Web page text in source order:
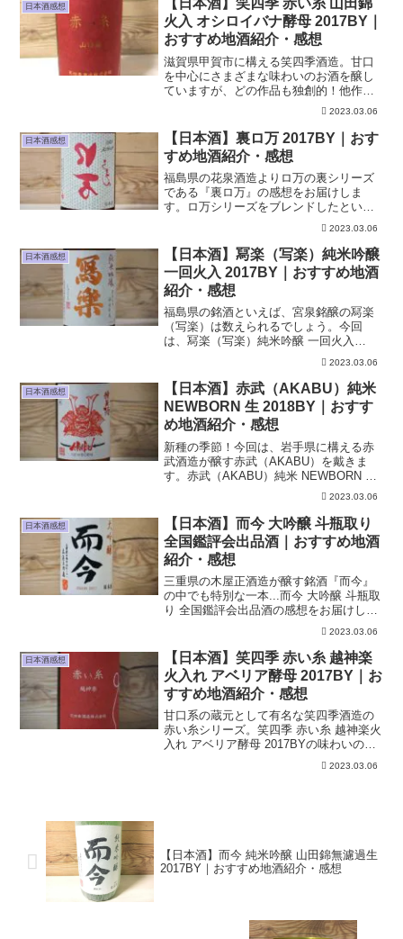
日本酒感想
【日本酒】笑四季 赤い糸 山田錦
火入 オシロイバナ酵母 2017BY｜
おすすめ地酒紹介・感想
滋賀県甲賀市に構える笑四季酒造。甘口
を中心にさまざまな味わいのお酒を醸し
ていますが、どの作品も独創的！他作品
の追随を許しません。今回、お届けする
っと違う角度から一本の写真をお届け。
目を奪われる真っ赤な...
2023.03.06
日本酒感想
【日本酒】裏ロ万 2017BY｜おす
すめ地酒紹介・感想
福島県の花泉酒造よりロ万の裏シリーズ
である『裏ロ万』の感想をお届けしま
す。ロ万シリーズをブレンドしたという
裏ロ万...一升瓶サイズでしか購入できな
いそのレアな味わいを楽しみます。
2023.03.06
日本酒感想
【日本酒】冩楽（写楽）純米吟醸
一回火入 2017BY｜おすすめ地酒
紹介・感想
福島県の銘酒といえば、宮泉銘醸の冩楽
（写楽）は数えられるでしょう。今回
は、冩楽（写楽）純米吟醸 一回火入
2017BYの感想を紹介します。
2023.03.06
日本酒感想
【日本酒】赤武（AKABU）純米
NEWBORN 生 2018BY｜おすす
め地酒紹介・感想
新種の季節！今回は、岩手県に構える赤
武酒造が醸す赤武（AKABU）を戴きま
す。赤武（AKABU）純米 NEWBORN 生
2018BYの感想を紹介します。
2023.03.06
日本酒感想
【日本酒】而今 大吟醸 斗瓶取り
全国鑑評会出品酒｜おすすめ地酒
紹介・感想
三重県の木屋正酒造が醸す銘酒『而今』
の中でも特別な一本...而今 大吟醸 斗瓶取
り 全国鑑評会出品酒の感想をお届けしま
す。上品な香りや味わいのレビューを画
2023.03.06
日本酒感想
【日本酒】笑四季 赤い糸 越神楽
火入れ アベリア酵母 2017BY｜お
すすめ地酒紹介・感想
甘口系の蔵元として有名な笑四季酒造の
赤い糸シリーズ。笑四季 赤い糸 越神楽火
入れ アベリア酵母 2017BYの味わいの感
2023.03.06
【日本酒】而今 純米吟醸 山田錦無濾過生
2017BY｜おすすめ地酒紹介・感想